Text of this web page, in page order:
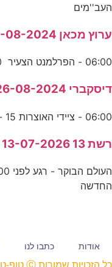
העב''מים
ערוץ מכאן 30-08-2024
06:00 - הפרלמנט הצעיר 06:30 - בין השורות עם נסרין אבו גוש -
דיסקברי 26-08-2024
06:00 - ציידי האוצרות 15 - פרק 8 07:00 - השיפוצניקים 18 -
רשת 13 13-07-2026
החדשה
אודות כתבו לנו